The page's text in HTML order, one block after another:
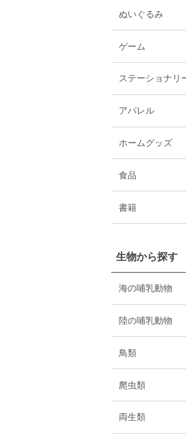
ぬいぐるみ
ゲーム
ステーショナリ
アパレル
ホームグッズ
食品
書籍
生物から探す
海の哺乳動物
陸の哺乳動物
鳥類
爬虫類
両生類